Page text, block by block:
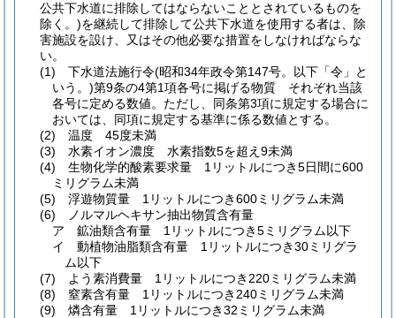
公共下水道に排除してはならないこととされているものを
除く。)を継続して排除して公共下水道を使用する者は、除
害施設を設け、又はその他必要な措置をしなければならな
い。
(1)
下水道法施行令(昭和34年政令第147号。以下「令」と
いう。)第9条の4第1項各号に掲げる物質 それぞれ当該
各号に定める数値。 ただし、同条第3項に規定する場合に
おいては、同項に規定する基準に係る数値とする。
(2)
温度 45度未満
(3)
水素イオン濃度 水素指数5を超え9未満
(4)
生物化学的酸素要求量 1リットルにつき5日間に600
ミリグラム未満
(5)
浮遊物質量 1リットルにつき600ミリグラム未満
(6)
ノルマルヘキサン抽出物質含有量
ア
鉱油類含有量 1リットルにつき5ミリグラム以下
イ
動植物油脂類含有量 1リットルにつき30ミリグラ
ム以下
(7)
よう素消費量 1リットルにつき220ミリグラム未満
(8)
窒素含有量 1リットルにつき240ミリグラム未満
(9)
燐含有量 1リットルにつき32ミリグラム未満